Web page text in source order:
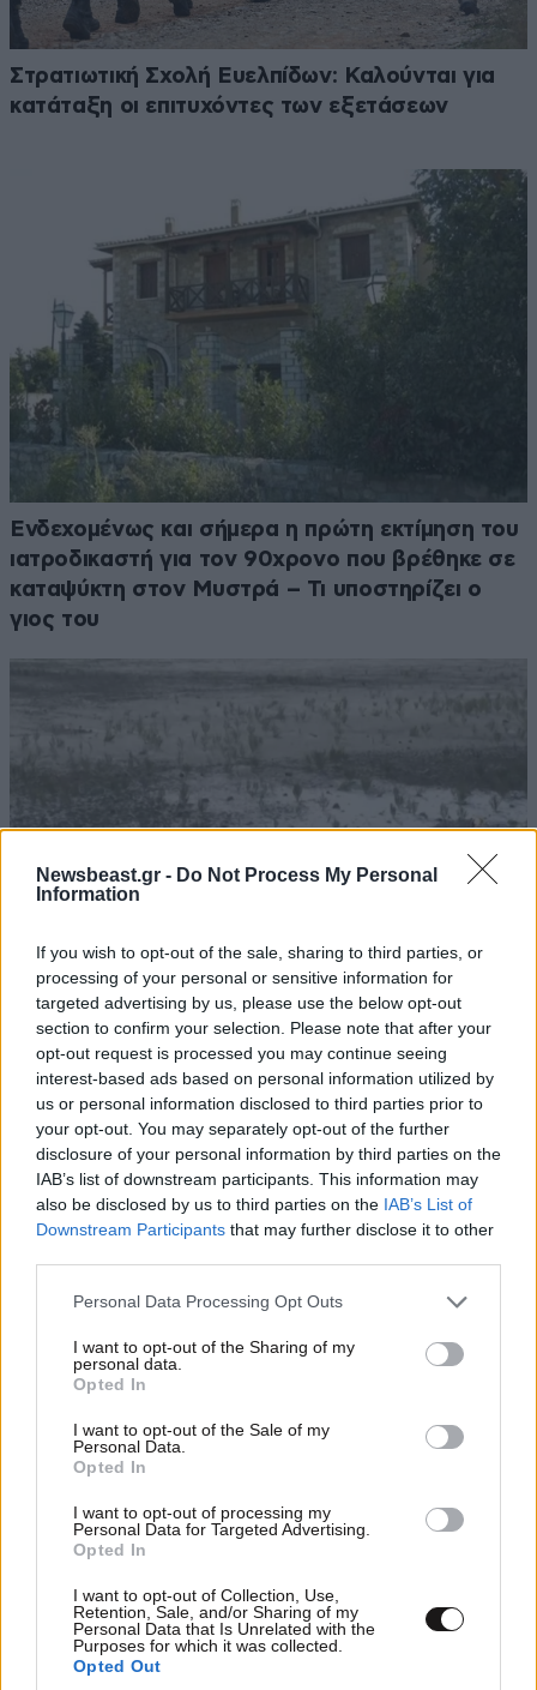
Newsbeast.gr - Do Not Process My Personal
Information
If you wish to opt-out of the sale, sharing to third parties, or
processing of your personal or sensitive information for
targeted advertising by us, please use the below opt-out
section to confirm your selection. Please note that after your
opt-out request is processed you may continue seeing
interest-based ads based on personal information utilized by
us or personal information disclosed to third parties prior to
your opt-out. You may separately opt-out of the further
disclosure of your personal information by third parties on the
IAB’s list of downstream participants. This information may
also be disclosed by us to third parties on the IAB’s List of
Downstream Participants that may further disclose it to other
Please note that this website/app uses one or more Google
not limited to your visit or usage behaviour. You may click to
grant or deny consent to Google and its third-party tags to
use your data for below specified purposes in below Google
consent section.
Personal Data Processing Opt Outs
I want to opt-out of the Sharing of my
personal data.
Opted In
I want to opt-out of the Sale of my
Personal Data.
Opted In
I want to opt-out of processing my
Personal Data for Targeted Advertising.
Opted In
I want to opt-out of Collection, Use,
Retention, Sale, and/or Sharing of my
Personal Data that Is Unrelated with the
Purposes for which it was collected.
Opted Out
Στρατιωτική Σχολή Ευελπίδων: Καλούνται για
κατάταξη οι επιτυχόντες των εξετάσεων
Ενδεχομένως και σήμερα η πρώτη εκτίμηση του
ιατροδικαστή για τον 90χρονο που βρέθηκε σε
καταψύκτη στον Μυστρά – Τι υποστηρίζει ο
γιος του
Στέρεψε η λιμνοθάλασσα Καλοχωρίου από την
παρατεταμένη ανομβρία
Ακολουθήστε τοNEWSBEASTστοGoogle News
και μάθετε πρώτοι όλες τις ειδήσεις
ΣΧΌΛΙΑ ΑΝΑΓΝΩΣΤΏΝ